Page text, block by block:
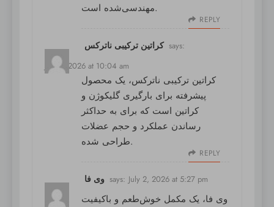
مهندسی‌شده است.
REPLY
کراتین ترکیبی ناترکس says:
July 2, 2026 at 10:04 am
کراتین ترکیبی ناترکس، یک محصول
پیشرفته برای بارگیری گلیکوژن و
کراتین است که برای به حداکثر
رساندن عملکرد و حجم عضلات
طراحی شده.
REPLY
وی فا says: July 2, 2026 at 5:27 pm
وی فا، یک مکمل خوش‌طعم و باکیفیت